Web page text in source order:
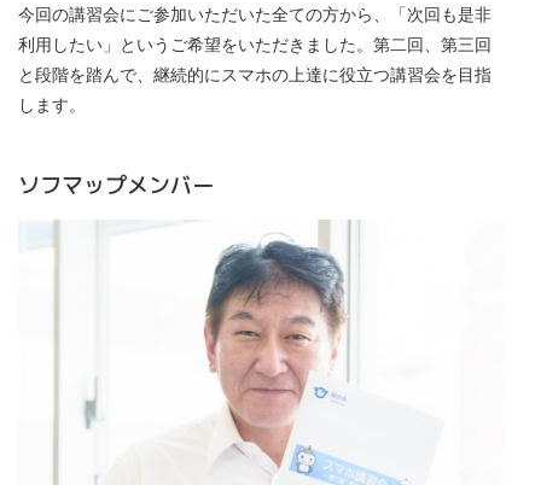
今回の講習会にご参加いただいた全ての方から、「次回も是非
利用したい」というご希望をいただきました。第二回、第三回
と段階を踏んで、継続的にスマホの上達に役立つ講習会を目指
します。
ソフマップメンバー